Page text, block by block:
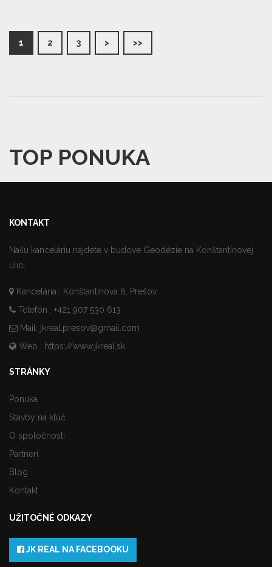
1 2 3 > >>
TOP PONUKA
KONTAKT
Našu kanceláriu nájdete v budove Geodézie na Konštantínovej
ulici
Kancelária : Konštantínova 6, Prešov
Telefón : +421 907 530 613
Mail: jkreal.presov@gmail.com
Web : https://www.jkreal.sk
STRÁNKY
Ponuka
Stavby na kľúč
O spoločnosti
Partneri
Blog
Kontakt
UŽITOČNÉ ODKAZY
JK REAL NA FACEBOOKU